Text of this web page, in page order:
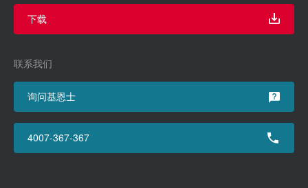
下载
联系我们
询问基恩士
4007-367-367